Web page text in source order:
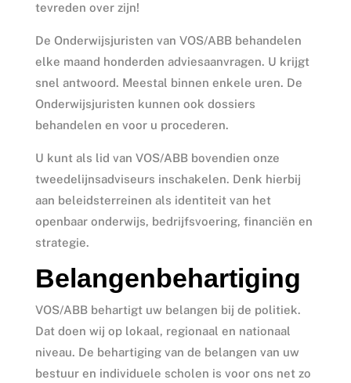
tevreden over zijn!
De Onderwijsjuristen van VOS/ABB behandelen
elke maand honderden adviesaanvragen. U krijgt
snel antwoord. Meestal binnen enkele uren. De
Onderwijsjuristen kunnen ook dossiers
behandelen en voor u procederen.
U kunt als lid van VOS/ABB bovendien onze
tweedelijnsadviseurs inschakelen. Denk hierbij
aan beleidsterreinen als identiteit van het
openbaar onderwijs, bedrijfsvoering, financiën en
strategie.
Belangenbehartiging
VOS/ABB behartigt uw belangen bij de politiek.
Dat doen wij op lokaal, regionaal en nationaal
niveau. De behartiging van de belangen van uw
bestuur en individuele scholen is voor ons net zo